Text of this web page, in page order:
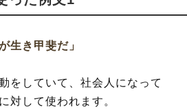
生き甲斐だ」
をしていて、社会人になって
対して使われます。